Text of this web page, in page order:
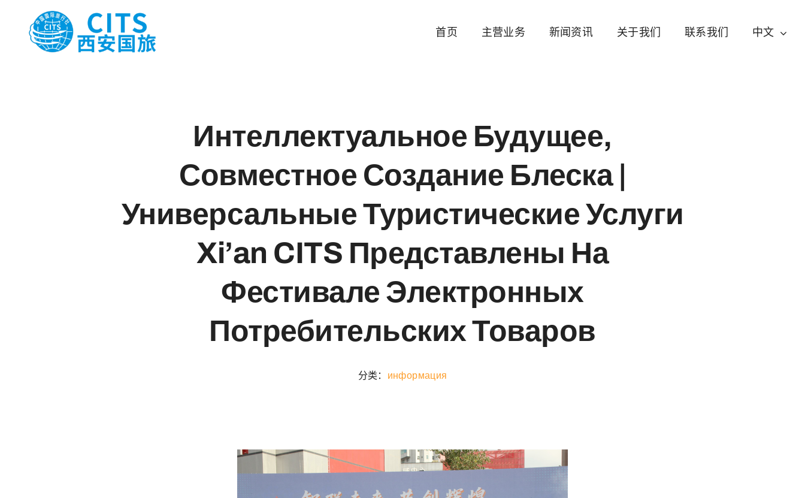
首页 主营业务 新闻资讯 关于我们 联系我们 中文
Интеллектуальное Будущее,
Совместное Создание Блеска |
Универсальные Туристические Услуги
Xi’an CITS Представлены На
Фестивале Электронных
Потребительских Товаров
分类： информация